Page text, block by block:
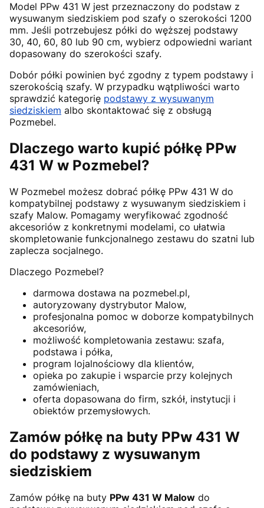
Model PPw 431 W jest przeznaczony do podstaw z
wysuwanym siedziskiem pod szafy o szerokości 1200
mm. Jeśli potrzebujesz półki do węższej podstawy
30, 40, 60, 80 lub 90 cm, wybierz odpowiedni wariant
dopasowany do szerokości szafy.
Dobór półki powinien być zgodny z typem podstawy i
szerokością szafy. W przypadku wątpliwości warto
sprawdzić kategorię podstawy z wysuwanym
siedziskiem albo skontaktować się z obsługą
Pozmebel.
Dlaczego warto kupić półkę PPw
431 W w Pozmebel?
W Pozmebel możesz dobrać półkę PPw 431 W do
kompatybilnej podstawy z wysuwanym siedziskiem i
szafy Malow. Pomagamy weryfikować zgodność
akcesoriów z konkretnymi modelami, co ułatwia
skompletowanie funkcjonalnego zestawu do szatni lub
zaplecza socjalnego.
Dlaczego Pozmebel?
darmowa dostawa na pozmebel.pl,
autoryzowany dystrybutor Malow,
profesjonalna pomoc w doborze kompatybilnych
akcesoriów,
możliwość kompletowania zestawu: szafa,
podstawa i półka,
program lojalnościowy dla klientów,
opieka po zakupie i wsparcie przy kolejnych
zamówieniach,
oferta dopasowana do firm, szkół, instytucji i
obiektów przemysłowych.
Zamów półkę na buty PPw 431 W
do podstawy z wysuwanym
siedziskiem
Zamów półkę na buty PPw 431 W Malow do